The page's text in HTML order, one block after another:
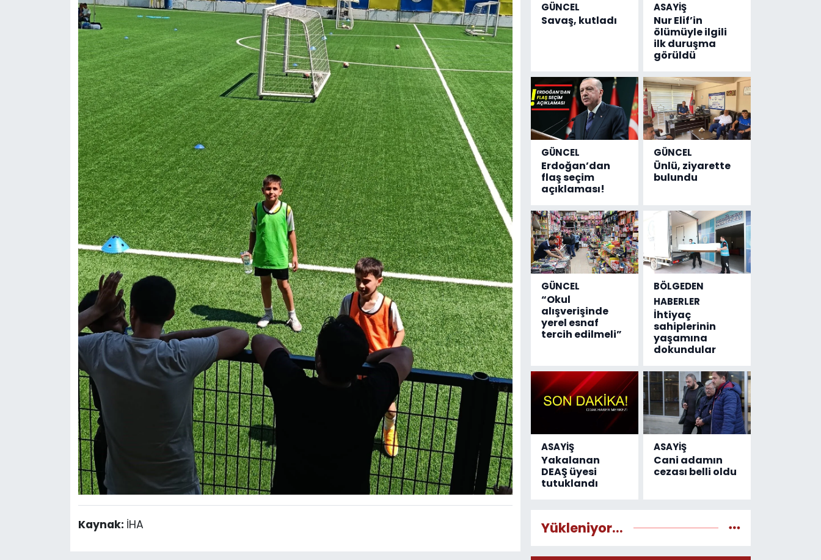
Kaynak: İHA
GÜNCEL
Savaş, kutladı
ASAYİŞ
Nur Elif’in
ölümüyle ilgili
ilk duruşma
görüldü
GÜNCEL
Erdoğan’dan
flaş seçim
açıklaması!
GÜNCEL
Ünlü, ziyarette
bulundu
GÜNCEL
“Okul
alışverişinde
yerel esnaf
tercih edilmeli”
BÖLGEDEN
HABERLER
İhtiyaç
sahiplerinin
yaşamına
dokundular
ASAYİŞ
Yakalanan
DEAŞ üyesi
tutuklandı
ASAYİŞ
Cani adamın
cezası belli oldu
Yükleniyor...